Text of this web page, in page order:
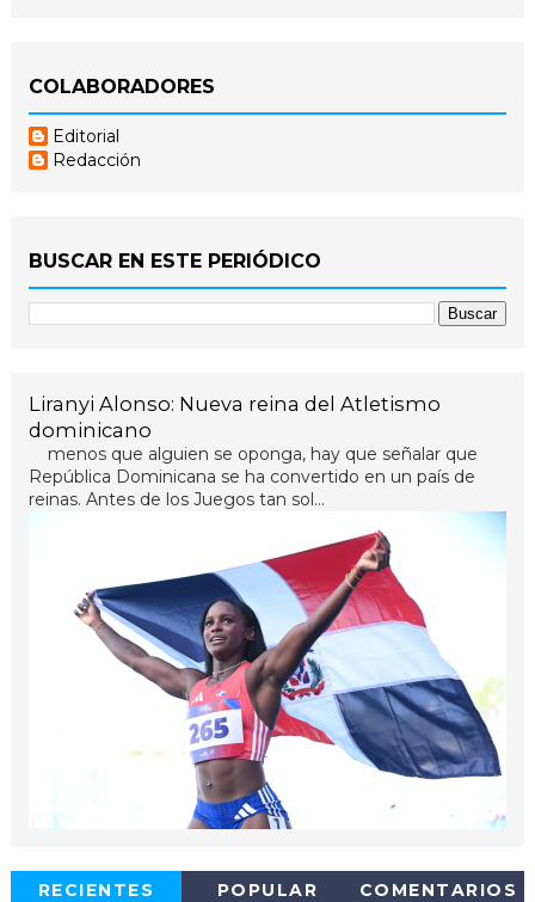
COLABORADORES
Editorial
Redacción
BUSCAR EN ESTE PERIÓDICO
Liranyi Alonso: Nueva reina del Atletismo
dominicano
menos que alguien se oponga, hay que señalar que
República Dominicana se ha convertido en un país de
reinas. Antes de los Juegos tan sol...
RECIENTES POPULAR COMENTARIOS